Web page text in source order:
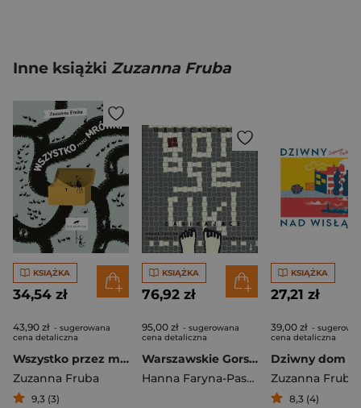
Inne książki Zuzanna Fruba
KSIĄŻKA
34,54 zł
43,90 zł - sugerowana
cena detaliczna
Wszystko przez mrówki
Zuzanna Fruba
9,3 (3)
KSIĄŻKA
76,92 zł
95,00 zł - sugerowana
cena detaliczna
Warszawskie Gorseciki Znikające
Hanna Faryna-Paszkiewicz
,Zuzanna
KSIĄŻKA
27,21 zł
39,00 zł -
cena detaliczna
Zuzanna Fruba
8,3 (4)